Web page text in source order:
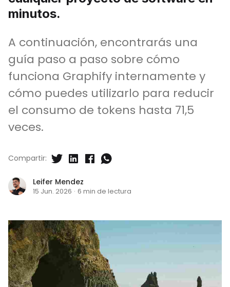
minutos.
A continuación, encontrarás una
guía paso a paso sobre cómo
funciona Graphify internamente y
cómo puedes utilizarlo para reducir
el consumo de tokens hasta 71,5
veces.
Leifer Mendez
15 Jun. 2026 · 6 min de lectura
Compartir: